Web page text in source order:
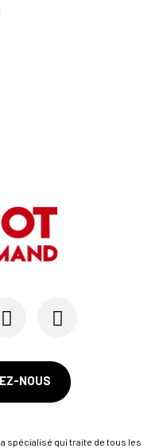
NOUS
spécialisé qui traite de tous les